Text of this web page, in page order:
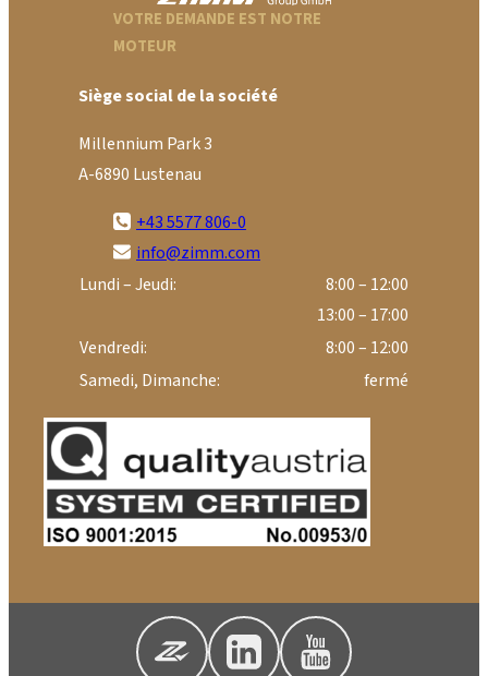
VOTRE DEMANDE EST NOTRE
MOTEUR
Siège social de la société
Millennium Park 3
A-6890 Lustenau
+43 5577 806-0
info@zimm.com
Lundi – Jeudi:
8:00 – 12:00
13:00 – 17:00
Vendredi:
8:00 – 12:00
Samedi, Dimanche:
fermé